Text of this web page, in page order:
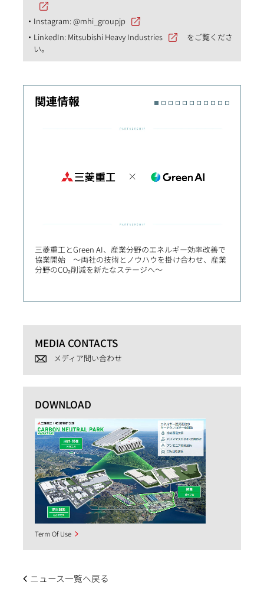
Instagram:@mhi_groupjp
LinkedIn: Mitsubishi Heavy Industries
をご覧くださ
い。
関連情報
三菱重工とGreen AI、産業分野のエネルギー効率改善で
協業開始 ～両社の技術とノウハウを掛け合わせ、産業
分野のCO₂削減を新たなステージへ～
MEDIA CONTACTS
メディア問い合わせ
DOWNLOAD
Term Of Use
ニュース一覧へ戻る